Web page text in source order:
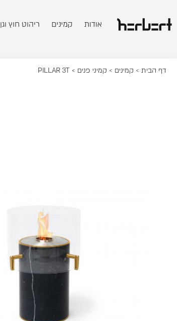
אודות קמינים ריהוט חוץ וגן
דף הבית > קמינים > קמיני פנים > PILLAR 3T